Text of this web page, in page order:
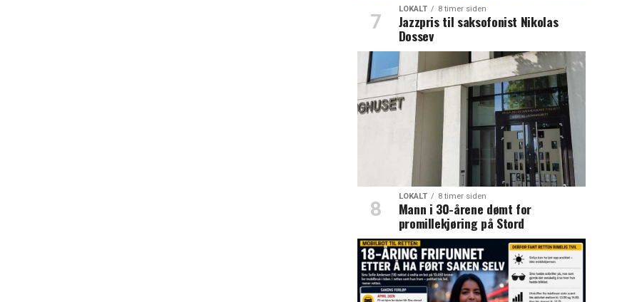
LOKALT 8 timer siden
Jazzpris til saksofonist Nikolas
Dossev
LOKALT 8 timer siden
Mann i 30-årene dømt for
promillekjøring på Stord